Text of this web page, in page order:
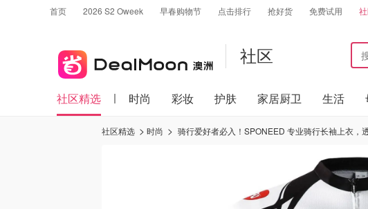
首页 2026 S2 Oweek 早春购物节 点击排行 抢好货 免费试用
社区
社区精选 时尚 彩妆 护肤 家居厨卫 生活
社区精选 时尚 骑行爱好者必入！SPONEED 专业骑行长袖上衣，